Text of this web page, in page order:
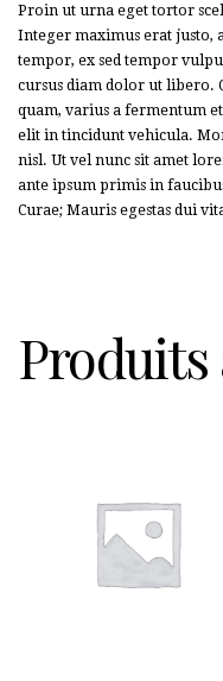
Proin ut urna eget tortor
Integer maximus erat justo,
tempor, ex sed tempor
cursus diam dolor ut libero.
quam, varius a fermentum
elit in tincidunt vehicula.
nisl. Ut vel nunc sit amet
ante ipsum primis in
Curae; Mauris egestas dui
Produits